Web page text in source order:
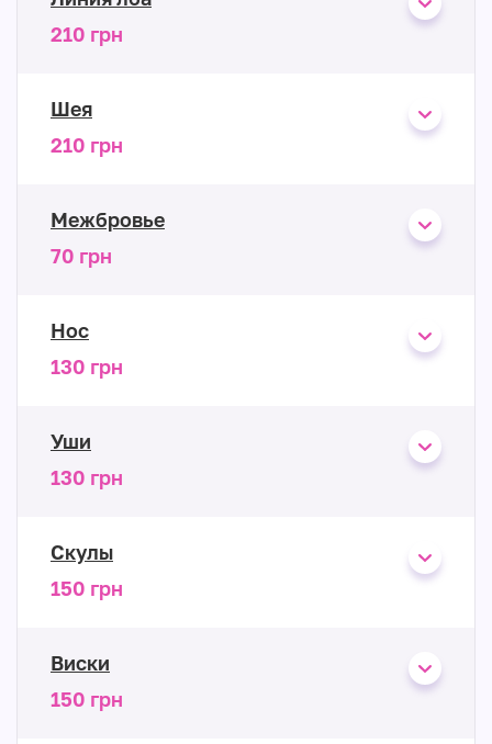
210 грн
Шея
210 грн
Межбровье
70 грн
Нос
130 грн
Уши
130 грн
Скулы
150 грн
Виски
150 грн